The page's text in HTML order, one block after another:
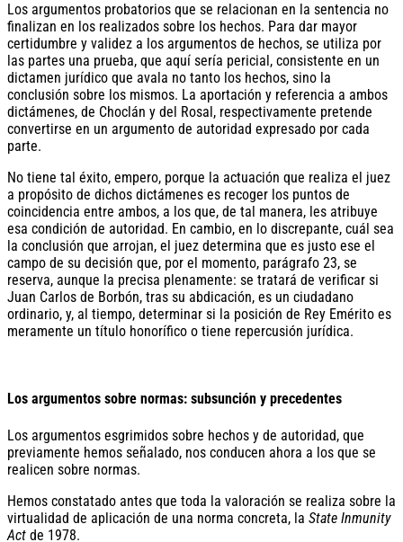
Los argumentos probatorios que se relacionan en la sentencia no
finalizan en los realizados sobre los hechos. Para dar mayor
certidumbre y validez a los argumentos de hechos, se utiliza por
las partes una prueba, que aquí sería pericial, consistente en un
dictamen jurídico que avala no tanto los hechos, sino la
conclusión sobre los mismos. La aportación y referencia a ambos
dictámenes, de Choclán y del Rosal, respectivamente pretende
convertirse en un argumento de autoridad expresado por cada
parte.
No tiene tal éxito, empero, porque la actuación que realiza el juez
a propósito de dichos dictámenes es recoger los puntos de
coincidencia entre ambos, a los que, de tal manera, les atribuye
esa condición de autoridad. En cambio, en lo discrepante, cuál sea
la conclusión que arrojan, el juez determina que es justo ese el
campo de su decisión que, por el momento, parágrafo 23, se
reserva, aunque la precisa plenamente: se tratará de verificar si
Juan Carlos de Borbón, tras su abdicación, es un ciudadano
ordinario, y, al tiempo, determinar si la posición de Rey Emérito es
meramente un título honorífico o tiene repercusión jurídica.
Los argumentos sobre normas: subsunción y precedentes
Los argumentos esgrimidos sobre hechos y de autoridad, que
previamente hemos señalado, nos conducen ahora a los que se
realicen sobre normas.
Hemos constatado antes que toda la valoración se realiza sobre la
virtualidad de aplicación de una norma concreta, la State Inmunity
Act de 1978.